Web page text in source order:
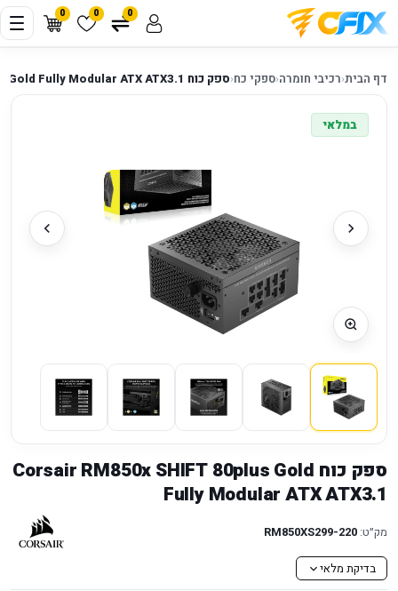
0 0 0
דף הבית‹רכיבי חומרה‹ספקי כח‹ספק כוח Corsair RM850x SHIFT 80plus Gold Fully Modular ATX ATX3.1
במלאי
ספק כוח Corsair RM850x SHIFT 80plus Gold
Fully Modular ATX ATX3.1
מק״ט: 220-RM850XS299
בדיקת מלאי